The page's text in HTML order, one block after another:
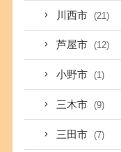
川西市 (21)
芦屋市 (12)
小野市 (1)
三木市 (9)
三田市 (7)